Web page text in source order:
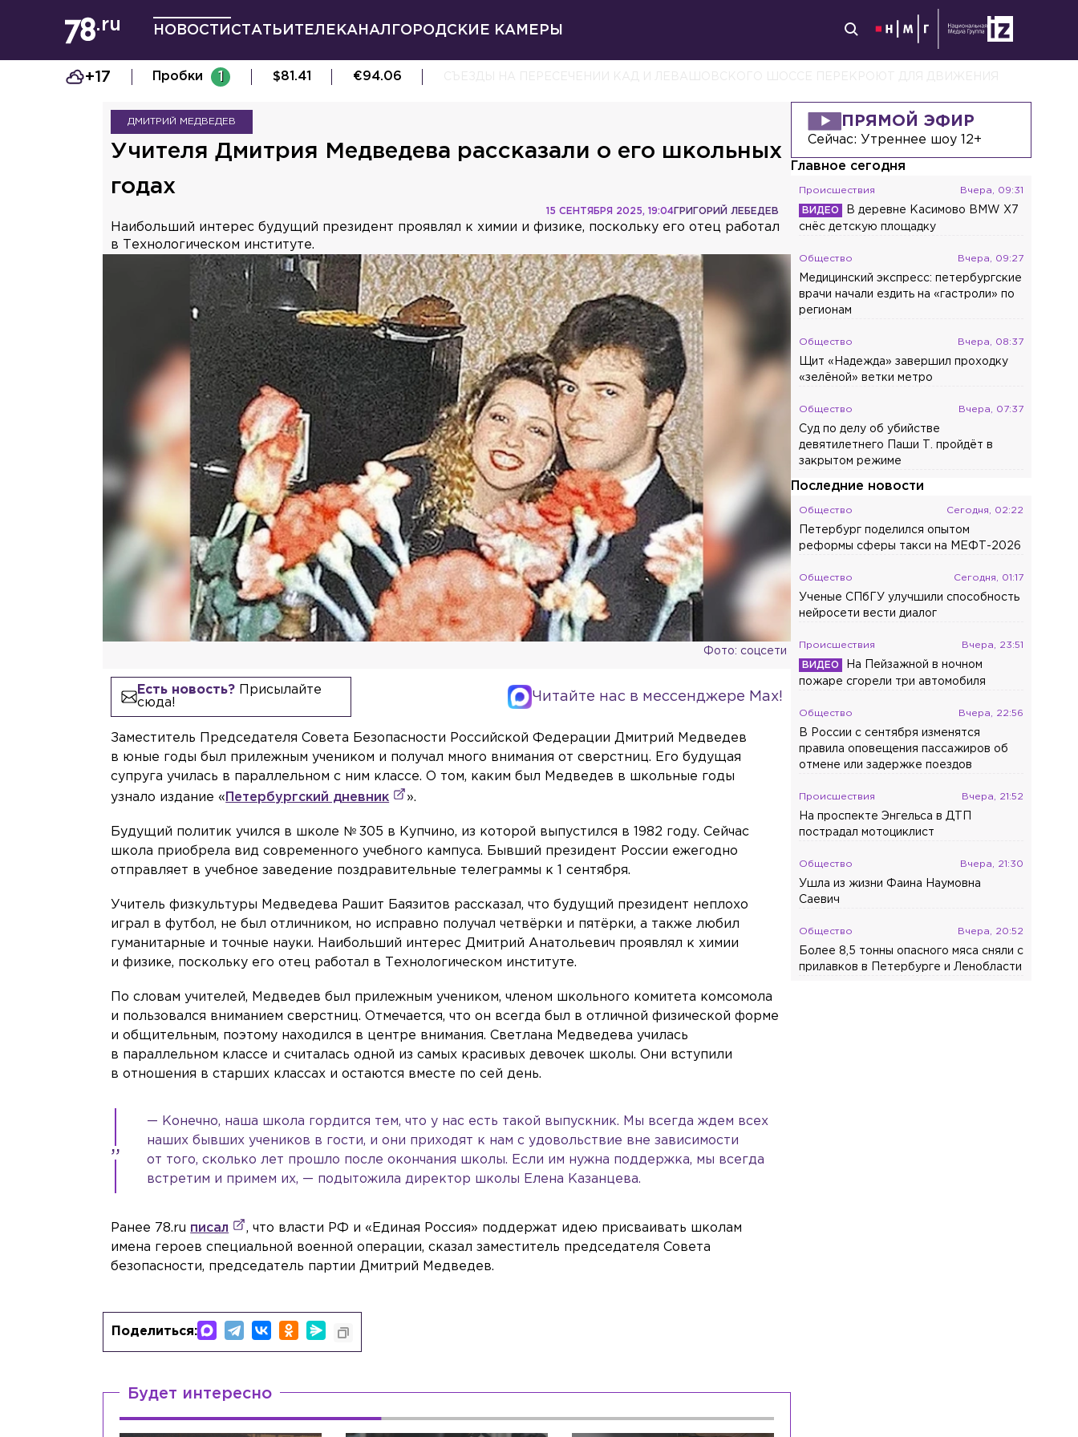
НОВОСТИ СТАТЬИ ТЕЛЕКАНАЛ ГОРОДСКИЕ КАМЕРЫ
+17 Пробки 1 $81.41 €94.06
ДМИТРИЙ МЕДВЕДЕВ
Учителя Дмитрия Медведева рассказали о его школьных
годах
ГРИГОРИЙ ЛЕБЕДЕВ
15 СЕНТЯБРЯ 2025, 19:04
Наибольший интерес будущий президент проявлял к химии и физике, поскольку его отец работал
в Технологическом институте.
Фото: соцсети
Есть новость?Присылайте
сюда!
Читайте нас в мессенджере Max!
Заместитель Председателя Совета Безопасности Российской Федерации Дмитрий Медведев
в юные годы был прилежным учеником и получал много внимания от сверстниц. Его будущая
супруга училась в параллельном с ним классе. О том, каким был Медведев в школьные годы
узнало издание « Петербургский дневник ».
Будущий политик учился в школе № 305 в Купчино, из которой выпустился в 1982 году. Сейчас
школа приобрела вид современного учебного кампуса. Бывший президент России ежегодно
отправляет в учебное заведение поздравительные телеграммы к 1 сентября.
Учитель физкультуры Медведева Рашит Баязитов рассказал, что будущий президент неплохо
играл в футбол, не был отличником, но исправно получал четвёрки и пятёрки, а также любил
гуманитарные и точные науки. Наибольший интерес Дмитрий Анатольевич проявлял к химии
и физике, поскольку его отец работал в Технологическом институте.
По словам учителей, Медведев был прилежным учеником, членом школьного комитета комсомола
и пользовался вниманием сверстниц. Отмечается, что он всегда был в отличной физической форме
и общительным, поэтому находился в центре внимания. Светлана Медведева училась
в параллельном классе и считалась одной из самых красивых девочек школы. Они вступили
в отношения в старших классах и остаются вместе по сей день.
— Конечно, наша школа гордится тем, что у нас есть такой выпускник. Мы всегда ждем всех
наших бывших учеников в гости, и они приходят к нам с удовольствие вне зависимости
от того, сколько лет прошло после окончания школы. Если им нужна поддержка, мы всегда
встретим и примем их, — подытожила директор школы Елена Казанцева.
Ранее 78.ru писал
, что власти РФ и «Единая Россия» поддержат идею присваивать школам
имена героев специальной военной операции, сказал заместитель председателя Совета
безопасности, председатель партии Дмитрий Медведев.
Поделиться:
Будет интересно
ПРЯМОЙ ЭФИР
Сейчас: Утреннее шоу 12+
Главное сегодня
Происшествия Вчера, 09:31
В деревне Касимово BMW X7
снёс детскую площадку
Общество Вчера, 09:27
Медицинский экспресс: петербургские
врачи начали ездить на «гастроли» по
регионам
Общество Вчера, 08:37
Щит «Надежда» завершил проходку
«зелёной» ветки метро
Общество Вчера, 07:37
Суд по делу об убийстве
девятилетнего Паши Т. пройдёт в
закрытом режиме
Последние новости
Общество Сегодня, 02:22
Петербург поделился опытом
реформы сферы такси на МЕФТ-2026
Общество Сегодня, 01:17
Ученые СПбГУ улучшили способность
нейросети вести диалог
Происшествия Вчера, 23:51
На Пейзажной в ночном
пожаре сгорели три автомобиля
Общество Вчера, 22:56
В России с сентября изменятся
правила оповещения пассажиров об
отмене или задержке поездов
Происшествия Вчера, 21:52
На проспекте Энгельса в ДТП
пострадал мотоциклист
Общество Вчера, 21:30
Ушла из жизни Фаина Наумовна
Саевич
Общество Вчера, 20:52
Более 8,5 тонны опасного мяса сняли с
прилавков в Петербурге и Ленобласти